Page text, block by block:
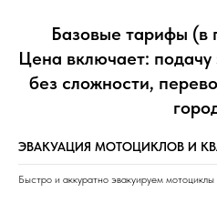
Базовые тарифы (в
Цена включает: подачу
без сложности,
ЭВАКУАЦИЯ МОТОЦИКЛОВ И
Быстро и аккуратно эвакуируем